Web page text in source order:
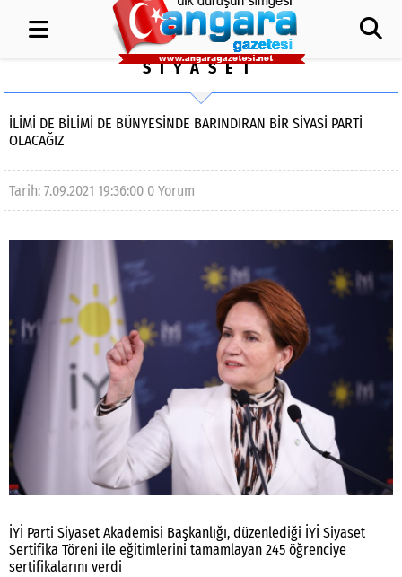
SİYASET
İLİMİ DE BİLİMİ DE BÜNYESİNDE BARINDIRAN BİR SİYASİ PARTİ
OLACAĞIZ
Tarih: 7.09.2021 19:36:00 0 Yorum
İYİ Parti Siyaset Akademisi Başkanlığı, düzenlediği İYİ Siyaset
Sertifika Töreni ile eğitimlerini tamamlayan 245 öğrenciye
sertifikalarını verdi